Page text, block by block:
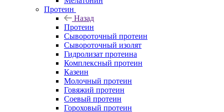
Протеин
Назад
Протеин
Сывороточный протеин
Сывороточный изолят
Гидролизат протеина
Комплексный протеин
Казеин
Молочный протеин
Говяжий протеин
Соевый протеин
Гороховый протеин